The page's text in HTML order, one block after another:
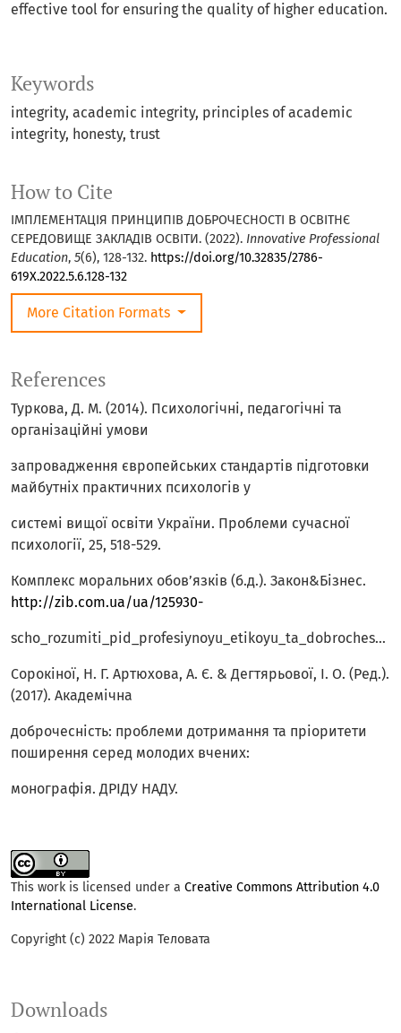
Keywords
integrity, academic integrity, principles of academic
integrity, honesty, trust
How to Cite
ІМПЛЕМЕНТАЦІЯ ПРИНЦИПІВ ДОБРОЧЕСНОСТІ В ОСВІТНЄ
СЕРЕДОВИЩЕ ЗАКЛАДІВ ОСВІТИ. (2022). Innovative Professional
Education, 5(6), 128-132. https://doi.org/10.32835/2786-
619X.2022.5.6.128-132
More Citation Formats
effective tool for ensuring the quality of higher education.
References
Туркова, Д. М. (2014). Психологічні, педагогічні та
організаційні умови
запровадження європейських стандартів підготовки
майбутніх практичних психологів у
системі вищої освіти України. Проблеми сучасної
психології, 25, 518-529.
Комплекс моральних обов’язків (б.д.). Закон&Бізнес.
http://zib.com.ua/ua/125930-
scho_rozumiti_pid_profesiynoyu_etikoyu_ta_dobrochesnistyu_v_.html
Сорокіної, Н. Г. Артюхова, А. Є. & Дегтярьової, І. О. (Ред.).
(2017). Академічна
доброчесність: проблеми дотримання та пріоритети
поширення серед молодих вчених:
монографія. ДРІДУ НАДУ.
This work is licensed under a Creative Commons Attribution 4.0
International License.
Copyright (c) 2022 Марія Теловата
Downloads